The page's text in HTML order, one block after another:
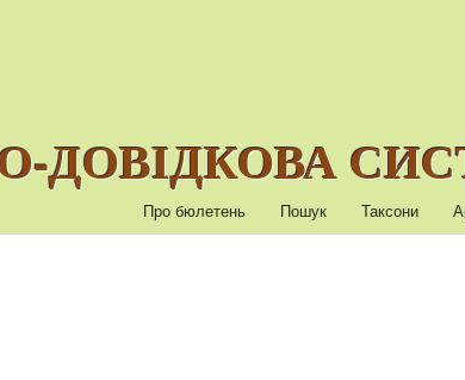
ДОВІДКОВА
Про бюлетень Пошук Таксони